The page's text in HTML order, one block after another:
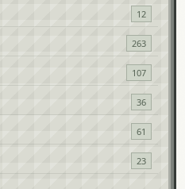
12
263
107
36
61
23